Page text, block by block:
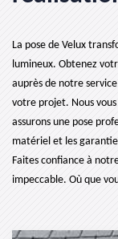
La pose de Velux
lumineux. Obtenez
auprès de notre
votre projet. Nous
assurons une pose
matériel et les
Faites confiance à
impeccable. Où que